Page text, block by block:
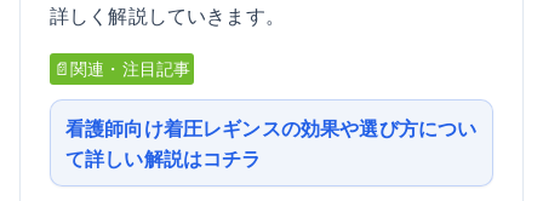
詳しく解説していきます。
📄関連・注目記事
看護師向け着圧レギンスの効果や選び方につい
て詳しい解説はコチラ